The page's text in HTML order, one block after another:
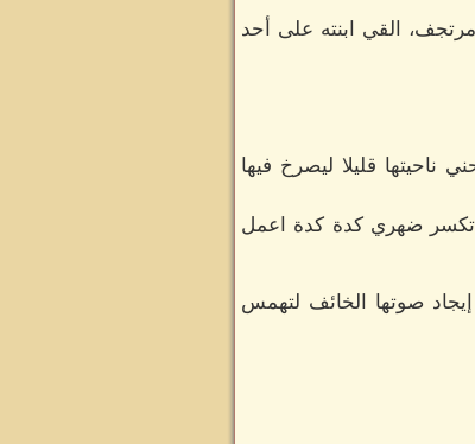
القي ابنته على أحد
قليلا ليصرخ فيها
تكسر ضهري كدة كدة اعمل
صوتها الخائف لتهمس